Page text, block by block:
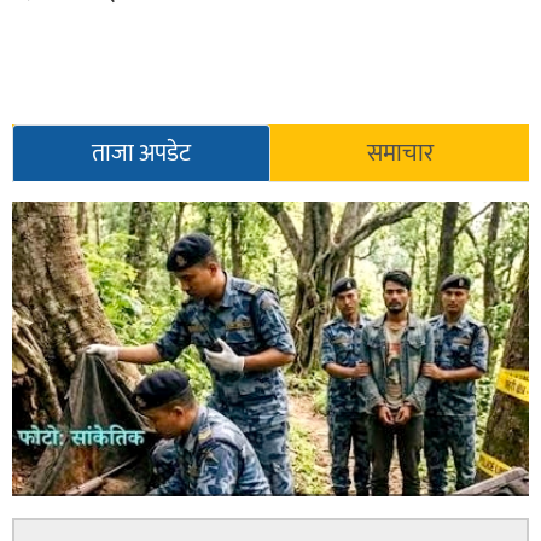
ताजा अपडेट समाचार
सल्यानमा शिकार खेल्ने क्रममा बन्दुकबाट गोली चल्दा १ जनाको